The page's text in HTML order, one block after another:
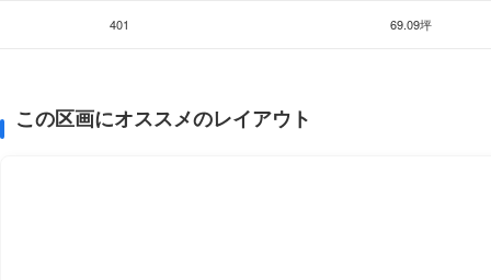
401 69.09坪
この区画にオススメのレイアウト